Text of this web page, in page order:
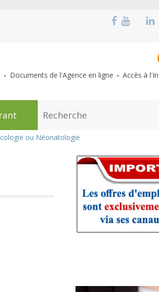
Documents de l'Agence en ligne Accès à
e
h
e
ou Néonatologie